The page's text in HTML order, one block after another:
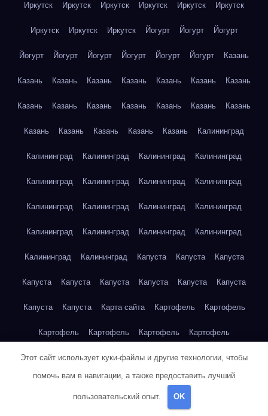
Иркутск Иркутск Иркутск Иркутск Иркутск Иркутск
Иркутск Иркутск Иркутск Йогурт Йогурт Йогурт
Йогурт Йогурт Йогурт Йогурт Йогурт Йогурт Казань
Казань Казань Казань Казань Казань Казань Казань
Казань Казань Казань Казань Казань Казань Казань
Казань Казань Казань Казань Казань Калининград
Калининград Калининград Калининград Калининград
Калининград Калининград Калининград Калининград
Калининград Калининград Калининград Калининград
Калининград Калининград Калининград Калининград
Калининград Калининград Капуста Капуста Капуста
Капуста Капуста Капуста Капуста Капуста Капуста
Капуста Капуста Карта сайта Картофель Картофель
Картофель Картофель Картофель Картофель
Картофель Картофель Картофель Картофель Кейптаун
Кейптаун Кейптаун
Кейптаун
Этот сайт использует куки-файлы и другие технологии, чтобы
помочь вам в навигации, а также предоставить лучший
пользовательский опыт. OK